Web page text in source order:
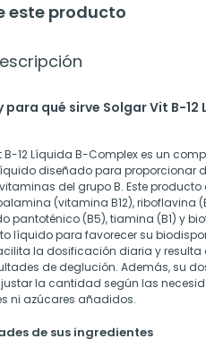
este producto
para qué sirve Solgar Vit B-
B-12 Líquida B-Complex es un
diseñado para proporcionar
del grupo B. Este producto
(vitamina B12), riboflavina
pantoténico (B5), tiamina (B1) y
líquido para favorecer su
la dosificación diaria y
de deglución. Además, su
la cantidad según las
ni azúcares añadidos.
de sus ingredientes